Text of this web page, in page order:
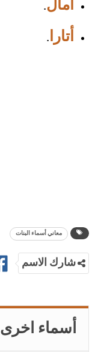
آمال.
أتارا.
معاني أسماء البنات
شارك الاسم
أسماء اخرى